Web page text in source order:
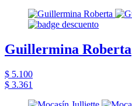
Guillermina Roberta
$ 5.100
$ 3.361